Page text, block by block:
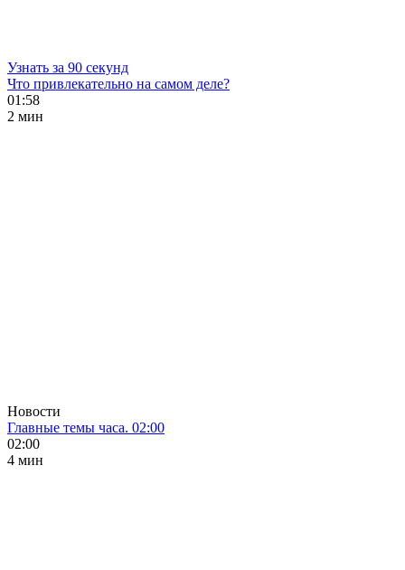
Узнать за 90 секунд
Что привлекательно на самом деле?
01:58
2 мин
Новости
Главные темы часа. 02:00
02:00
4 мин